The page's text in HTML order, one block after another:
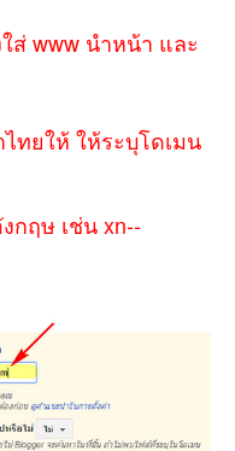
ส่ www นำหน้า และ
ทยให้ ให้ระบุโดเมน
กฤษ เช่น xn--